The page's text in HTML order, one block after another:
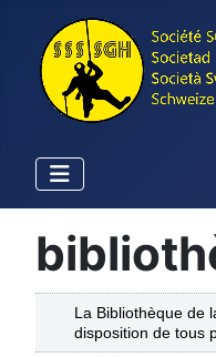
La Bibliothèque de
disposition de tous